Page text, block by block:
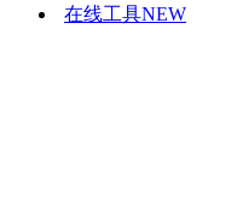
在线工具NEW